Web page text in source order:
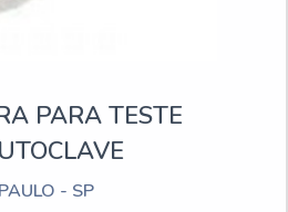
PARA TESTE
- SP